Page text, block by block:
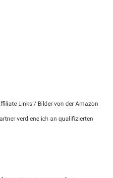
Links / Bilder von der Amazon
verdiene ich an qualifizierten